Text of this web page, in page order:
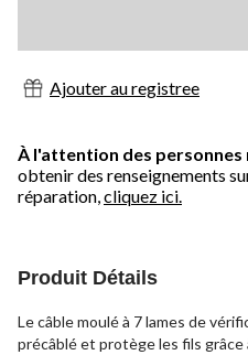
Ajouter au registree
À l'attention des personnes
obtenir des renseignements
réparation,cliquez ici.
Produit Détails
Le câble moulé à 7 lames de
précâblé et protège les fils grâce